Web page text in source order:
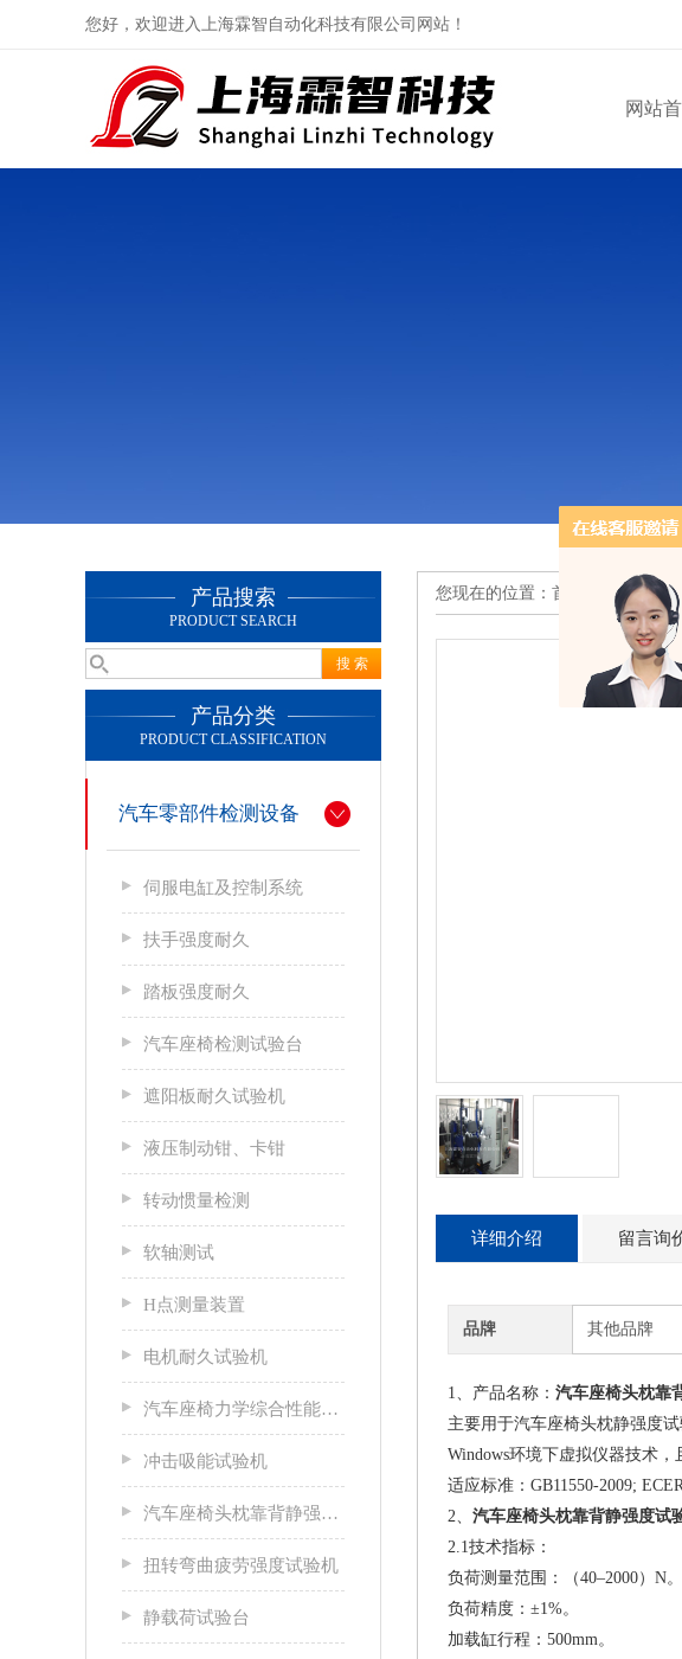
您好，欢迎进入上海霖智自动化科技有限公司网站！
网站
产品搜索
PRODUCT SEARCH
产品分类
PRODUCT CLASSIFICATION
汽车零部件检测设备
伺服电缸及控制系统
扶手强度耐久
踏板强度耐久
汽车座椅检测试验台
遮阳板耐久试验机
液压制动钳、卡钳
转动惯量检测
软轴测试
H点测量装置
电机耐久试验机
汽车座椅力学综合性能试验机
冲击吸能试验机
汽车座椅头枕靠背静强度试验台
扭转弯曲疲劳强度试验机
静载荷试验台
您现在的位置： 首页 产品中心
详细介绍 留言询
品牌 其他品牌
1、产品名称： 汽车座椅头枕靠
主要用于汽车座椅头枕静强度
Windows环境下虚拟仪器技术，
适应标准：GB11550-2009;
2、 汽车座椅头枕靠背静强度试
2.1技术指标：
负荷测量范围：（40–2000）N。
负荷精度：±1%。
加载缸行程：500mm。